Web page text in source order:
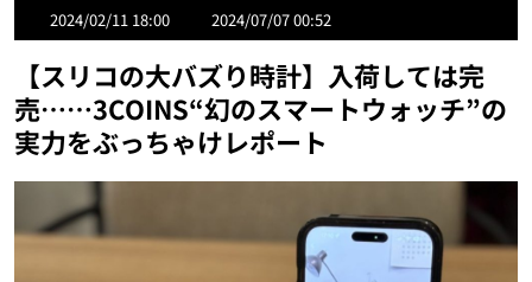
2024/02/11 18:00 2024/07/07 00:52
【スリコの大バズり時計】入荷しては完
売……3COINS“幻のスマートウォッチ”の
実力をぶっちゃけレポート